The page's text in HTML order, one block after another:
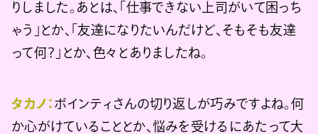
りしました。あとは、「仕事できない上司がいて困っち
ゃう」とか、「友達になりたいんだけど、そもそも友達
って何？」とか、色々とありましたね。
タカノ： ポインティさんの切り返しが巧みですよね。何
か心がけていることとか、悩みを受けるにあたって大